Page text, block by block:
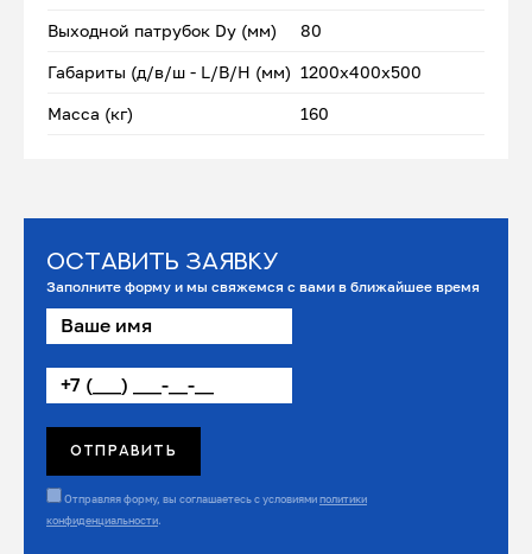
Выходной патрубок Dу (мм) 80
Габариты (д/в/ш - L/B/H (мм) 1200х400х500
Масса (кг) 160
Оставить заявку
Заполните форму и мы свяжемся с вами в ближайшее время
Отправляя форму, вы соглашаетесь с условиямиполитики
конфиденциальности.